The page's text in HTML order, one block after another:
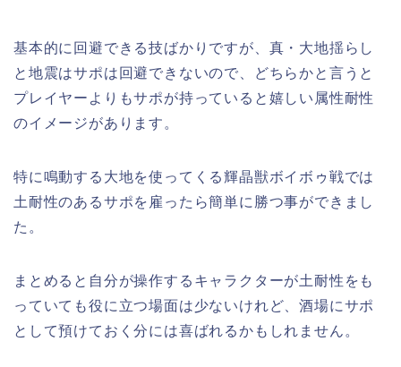
基本的に回避できる技ばかりですが、真・大地揺らし
と地震はサポは回避できないので、どちらかと言うと
プレイヤーよりもサポが持っていると嬉しい属性耐性
のイメージがあります。
特に鳴動する大地を使ってくる輝晶獣ボイボゥ戦では
土耐性のあるサポを雇ったら簡単に勝つ事ができまし
た。
まとめると自分が操作するキャラクターが土耐性をも
っていても役に立つ場面は少ないけれど、酒場にサポ
として預けておく分には喜ばれるかもしれません。